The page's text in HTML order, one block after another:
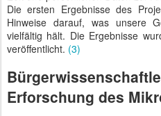
Die ersten Ergebnisse des
Hinweise darauf, was unsere
vielfältig hält. Die Ergebnisse
veröffentlicht. (3)
Erforschung des